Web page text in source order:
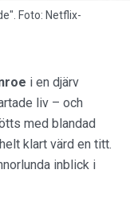
Foto: Netflix-
i en djärv
liv – och
med blandad
klart värd en titt.
inblick i